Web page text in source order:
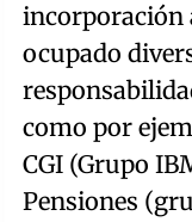
incorporación
ocupado
como por
CGI (Grupo
Pensiones